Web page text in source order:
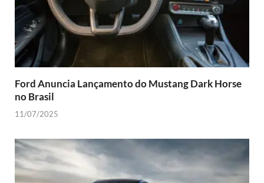
Ford Anuncia Lançamento do Mustang Dark Horse
no Brasil
11/07/2025